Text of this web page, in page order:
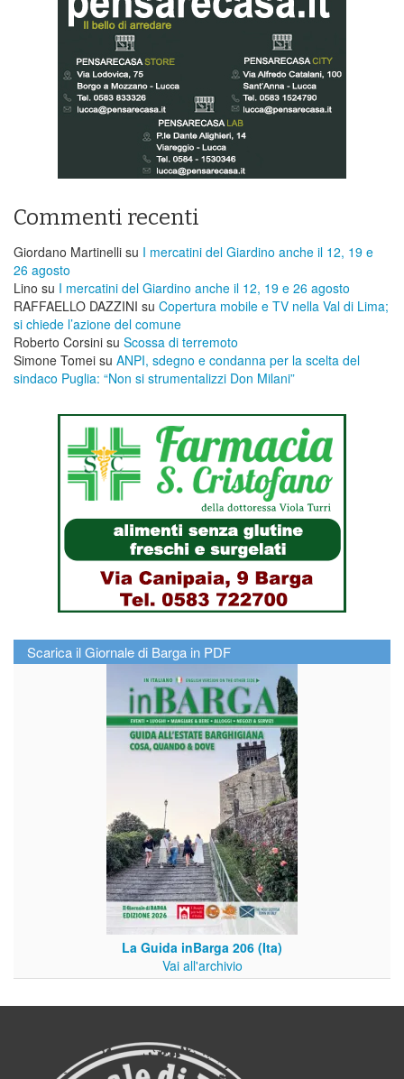
Commenti recenti
Giordano Martinelli su I mercatini del Giardino anche il 12, 19 e
26 agosto
Lino su I mercatini del Giardino anche il 12, 19 e 26 agosto
RAFFAELLO DAZZINI su ​Copertura mobile e TV nella Val di Lima;
si chiede l’azione del comune
Roberto Corsini su Scossa di terremoto
Simone Tomei su ANPI, sdegno e condanna per la scelta del
sindaco Puglia: “Non si strumentalizzi Don Milani”
Scarica il Giornale di Barga in PDF
La Guida inBarga 206 (Ita)
Vai all'archivio